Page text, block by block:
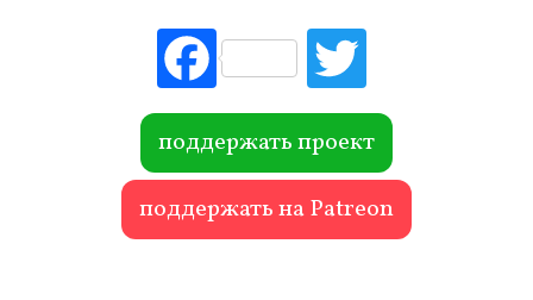
Fac
ebo
ok r
поддержать проект
поддержать на Patreon